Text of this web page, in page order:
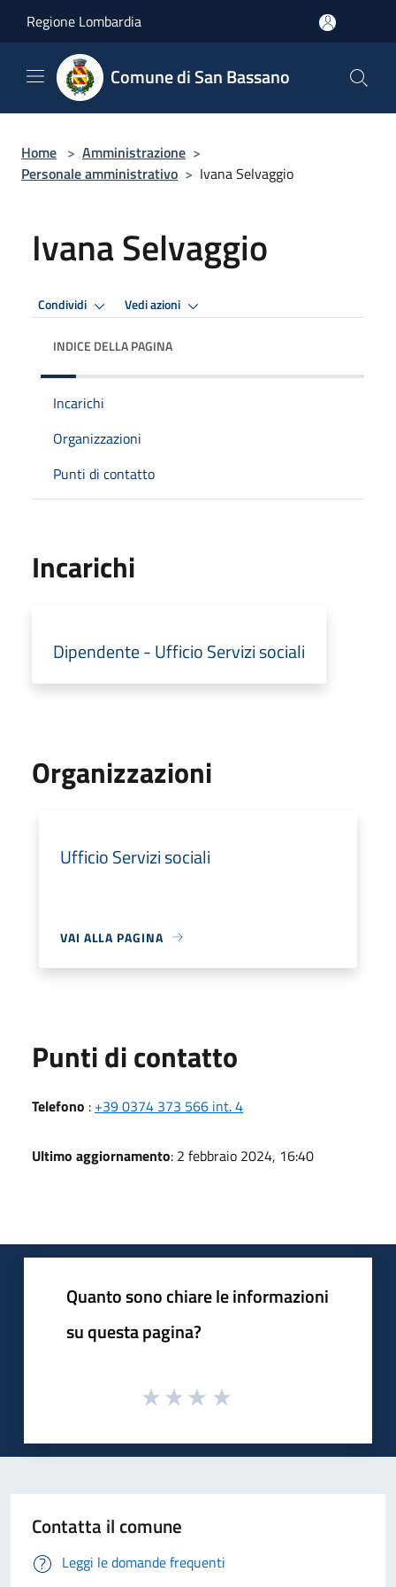
Regione Lombardia
Comune di San Bassano
Home > Amministrazione >
Personale amministrativo > Ivana Selvaggio
Ivana Selvaggio
Condividi Vedi azioni
INDICE DELLA PAGINA
Incarichi
Organizzazioni
Punti di contatto
Incarichi
Dipendente - Ufficio Servizi sociali
Organizzazioni
Ufficio Servizi sociali
VAI ALLA PAGINA
Punti di contatto
Telefono : +39 0374 373 566 int. 4
Ultimo aggiornamento: 2 febbraio 2024, 16:40
Quanto sono chiare le informazioni
su questa pagina?
Contatta il comune
Leggi le domande frequenti